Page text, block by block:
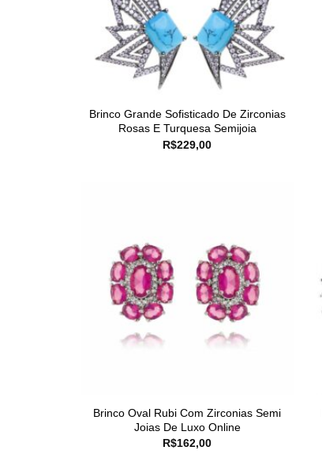
Brinco Grande Sofisticado De Zirconias
Rosas E Turquesa Semijoia
R$229,00
Brinco Oval Rubi Com Zirconias Semi
Joias De Luxo Online
R$162,00